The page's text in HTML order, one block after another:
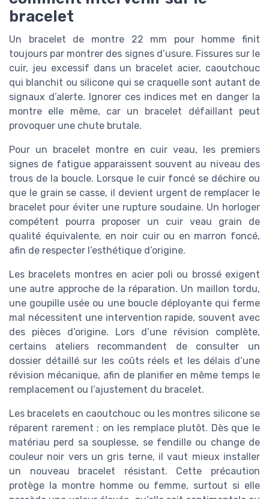
bracelet
Un bracelet de montre 22 mm pour homme finit
toujours par montrer des signes d’usure. Fissures sur le
cuir, jeu excessif dans un bracelet acier, caoutchouc
qui blanchit ou silicone qui se craquelle sont autant de
signaux d’alerte. Ignorer ces indices met en danger la
montre elle même, car un bracelet défaillant peut
provoquer une chute brutale.
Pour un bracelet montre en cuir veau, les premiers
signes de fatigue apparaissent souvent au niveau des
trous de la boucle. Lorsque le cuir foncé se déchire ou
que le grain se casse, il devient urgent de remplacer le
bracelet pour éviter une rupture soudaine. Un horloger
compétent pourra proposer un cuir veau grain de
qualité équivalente, en noir cuir ou en marron foncé,
afin de respecter l’esthétique d’origine.
Les bracelets montres en acier poli ou brossé exigent
une autre approche de la réparation. Un maillon tordu,
une goupille usée ou une boucle déployante qui ferme
mal nécessitent une intervention rapide, souvent avec
des pièces d’origine. Lors d’une révision complète,
certains ateliers recommandent de consulter un
dossier détaillé sur les coûts réels et les délais d’une
révision mécanique, afin de planifier en même temps le
remplacement ou l’ajustement du bracelet.
Les bracelets en caoutchouc ou les montres silicone se
réparent rarement ; on les remplace plutôt. Dès que le
matériau perd sa souplesse, se fendille ou change de
couleur noir vers un gris terne, il vaut mieux installer
un nouveau bracelet résistant. Cette précaution
protège la montre homme ou femme, surtout si elle